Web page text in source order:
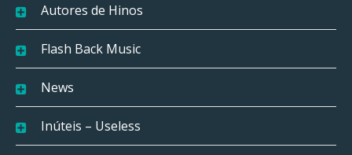
Autores de Hinos
Flash Back Music
News
Inúteis – Useless